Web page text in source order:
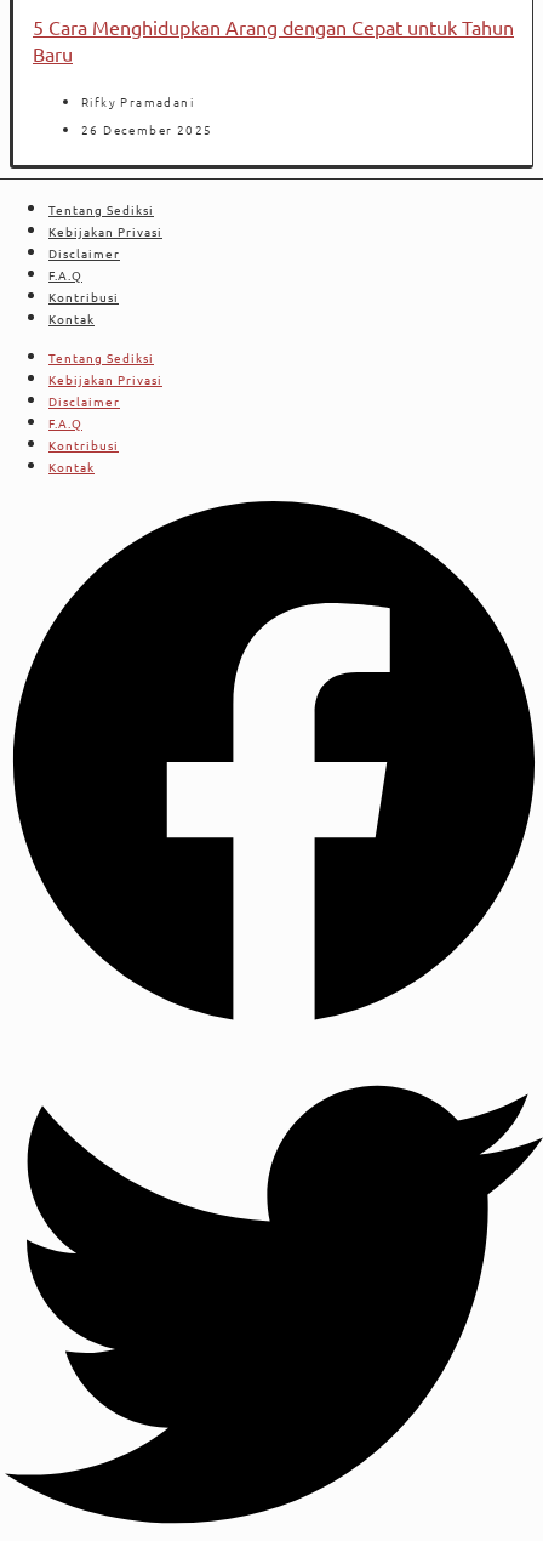
5 Cara Menghidupkan Arang dengan Cepat untuk Tahun
Baru
Rifky Pramadani
26 December 2025
Tentang Sediksi
Kebijakan Privasi
Disclaimer
F.A.Q
Kontribusi
Kontak
Tentang Sediksi
Kebijakan Privasi
Disclaimer
F.A.Q
Kontribusi
Kontak